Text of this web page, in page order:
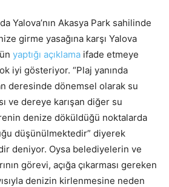
Yalova’nın Akasya Park sahilinde
girme yasağına karşı Yalova
yaptığı açıklama ifade etmeye
iyi gösteriyor. “Plaj yanında
deresinde dönemsel olarak su
ve dereye karışan diğer su
denize döküldüğü noktalarda
düşünülmektedir” diyerek
deniyor. Oysa belediyelerin ve
görevi, açığa çıkarması gereken
denizin kirlenmesine neden